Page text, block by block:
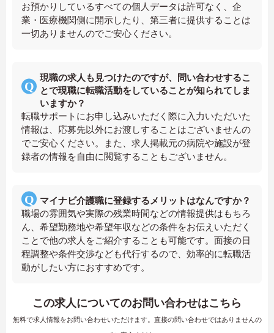
お預かりしているすべての個人データは許可なく、企
業・医療機関側に開示したり、第三者に提供することは
一切ありませんのでご安心ください。
現職の求人も見つけたのですが、問い合わせするこ
とで現職に転職活動をしていることが知られてしま
いますか？
転職サポートにお申し込みいただく際に入力いただいた
情報は、応募先以外にお渡しすることはございませんの
でご安心ください。また、求人掲載元の病院や施設が登
録者の情報を自由に閲覧することもございません。
マイナビ介護職に登録するメリットはなんですか？
職場の雰囲気や実際の残業時間などの情報提供はもちろ
ん、希望勤務地や希望年収などの条件をお伝えいただく
ことで他の求人をご紹介することも可能です。面接の日
程調整や条件交渉なども代行するので、効率的に転職活
動がしたい方におすすめです。
この求人についてのお問い合わせはこちら
無料で求人情報をお問い合わせいただけます。直接の問い合わせではありませんの